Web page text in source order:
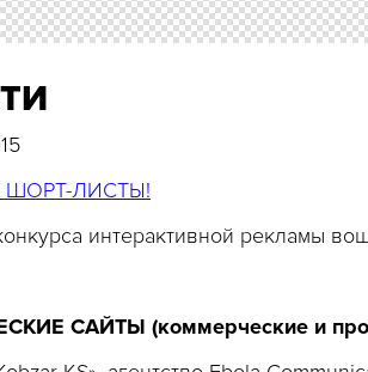
ЛИСТЫ!
интерактивной рекламы
САЙТЫ (коммерческие и